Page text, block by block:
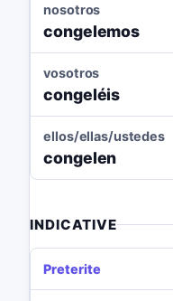
nosotros
congelemos
vosotros
congeléis
ellos/ellas/ustedes
congelen
INDICATIVE
Preterite